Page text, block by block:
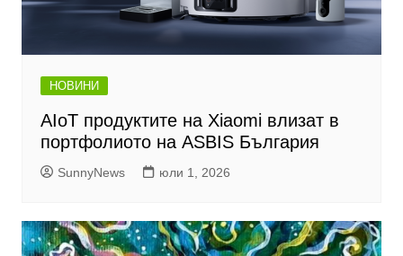
НОВИНИ
AIoT продуктите на Xiaomi влизат в
портфолиото на ASBIS България
SunnyNews юли 1, 2026